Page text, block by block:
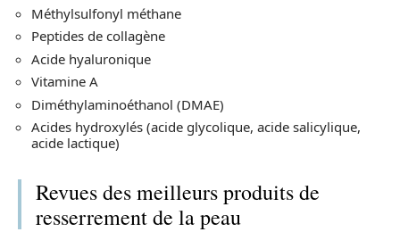
Méthylsulfonyl méthane
Peptides de collagène
Acide hyaluronique
Vitamine A
Diméthylaminoéthanol (DMAE)
Acides hydroxylés (acide glycolique, acide salicylique,
acide lactique)
Revues des meilleurs produits de
resserrement de la peau